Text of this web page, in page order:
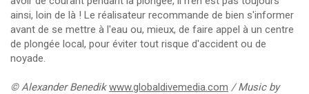
ainsi, loin de là ! Le réalisateur recommande de bien s'informer
avant de se mettre à l'eau ou, mieux, de faire appel à un centre
de plongée local, pour éviter tout risque d'accident ou de
noyade.
© Alexander Benedikwww.globaldivemedia.com / Music by